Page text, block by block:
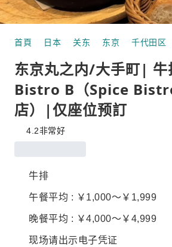
首頁 日本 关东 东京 千代田区
东京丸之内/大手町| 牛
Bistro B（Spice
店）|仅座位预訂
4.2非常好
牛排
午餐平均 : ￥1,000～￥1,999
晚餐平均 : ￥4,000～￥4,999
现场请出示电子凭证